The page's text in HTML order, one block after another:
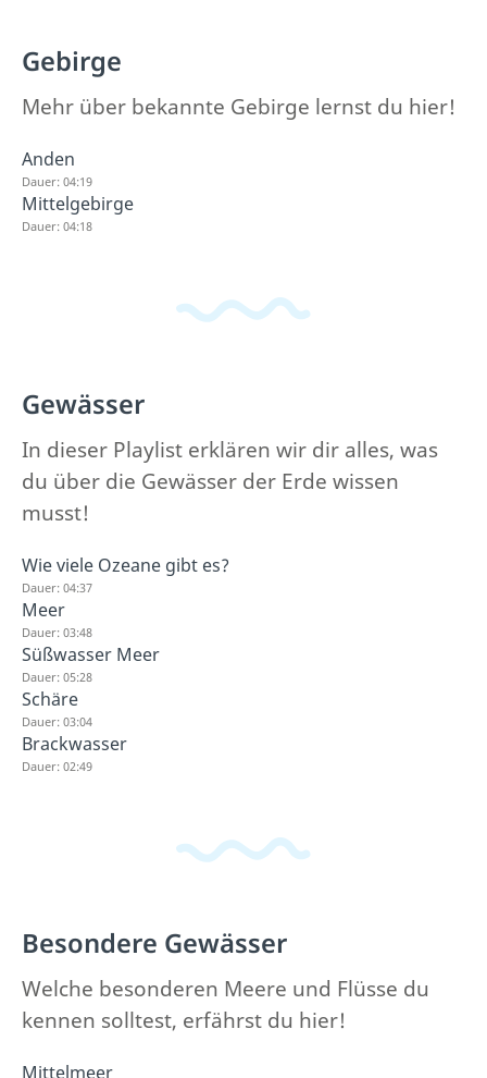
Gebirge
Mehr über bekannte Gebirge lernst du hier!
Anden
Dauer: 04:19
Mittelgebirge
Dauer: 04:18
Gewässer
In dieser Playlist erklären wir dir alles, was
du über die Gewässer der Erde wissen
musst!
Wie viele Ozeane gibt es?
Dauer: 04:37
Meer
Dauer: 03:48
Süßwasser Meer
Dauer: 05:28
Schäre
Dauer: 03:04
Brackwasser
Dauer: 02:49
Besondere Gewässer
Welche besonderen Meere und Flüsse du
kennen solltest, erfährst du hier!
Mittelmeer